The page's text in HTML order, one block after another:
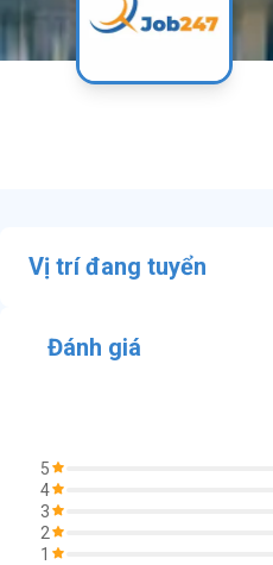
Vị trí đang tuyển
Đánh giá
5
4
3
2
1